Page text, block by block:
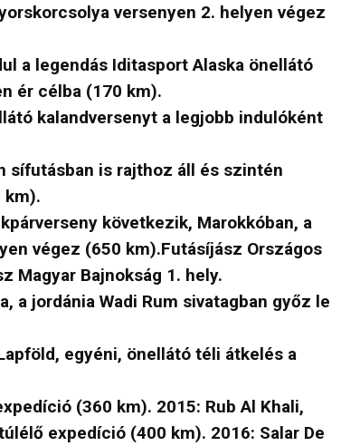
versenyen 2. helyen végez
a legendás Iditasport Alaska önellátó
ér célba (170 km).
kalandversenyt a legjobb indulóként
sífutásban is rajthoz áll és szintén
km).
következik, Marokkóban, a
végez (650 km).Futásíjász Országos
Magyar Bajnokság 1. hely.
a jordánia Wadi Rum sivatagban győz le
egyéni, önellátó téli átkelés a
(360 km). 2015: Rub Al Khali,
expedíció (400 km). 2016: Salar De